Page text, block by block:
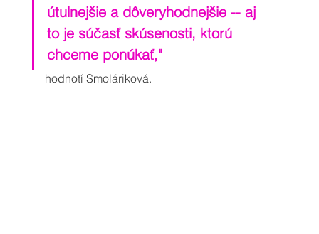
útulnejšie a dôveryhodnejšie -- aj
to je súčasť skúsenosti, ktorú
chceme ponúkať,"
hodnotí Smoláriková.